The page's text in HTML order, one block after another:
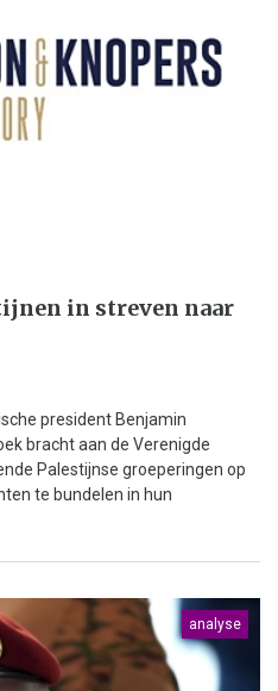
in streven naar
president Benjamin
bracht aan de Verenigde
Palestijnse groeperingen op
te bundelen in hun
analyse